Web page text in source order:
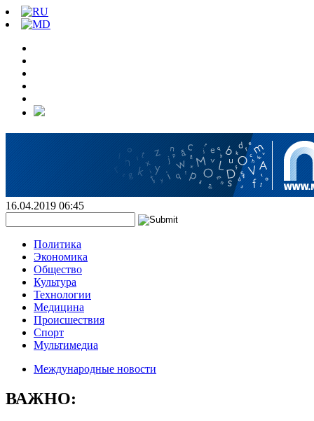
16.04.2019 06:45
Политика
Экономика
Общество
Культура
Технологии
Медицина
Происшествия
Спорт
Мультимедиа
Международные новости
ВАЖНО: